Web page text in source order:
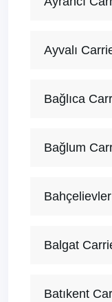
Ayvalı
Bağlıca
Bağlum
Balgat
Batıkent